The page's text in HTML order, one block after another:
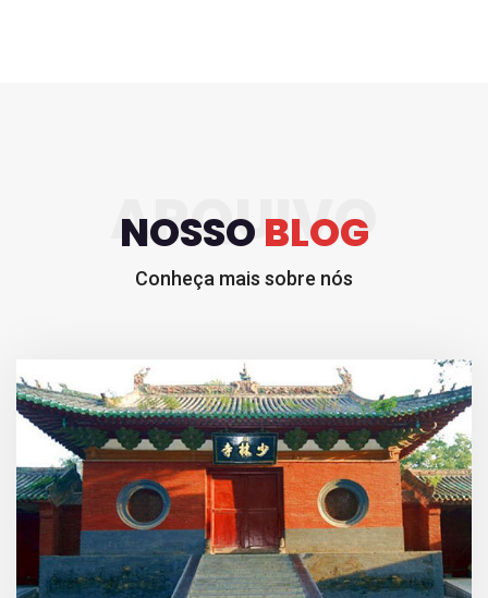
ARQUIVO
NOSSOBLOG
Conheça mais sobre nós